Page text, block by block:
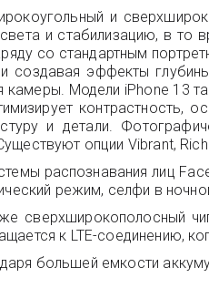
и
и стабилизацию, в
со стандартным
создавая эффекты
Модели iPhone 13
контрастность,
и детали.
опции Vibrant,
распознавания лиц
режим, селфи в
сверхширокополосный
к LTE-соединению,
большей емкости